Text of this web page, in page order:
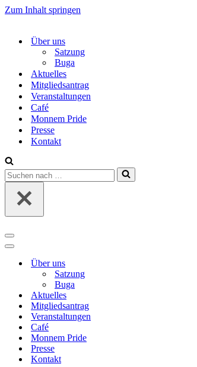
Zum Inhalt springen
Über uns
Satzung
Buga
Aktuelles
Mitgliedsantrag
Veranstaltungen
Café
Monnem Pride
Presse
Kontakt
Suchen
nach …
Navigations-
Menü
Navigations-
Über uns
Satzung
Buga
Aktuelles
Mitgliedsantrag
Veranstaltungen
Café
Monnem Pride
Presse
Kontakt